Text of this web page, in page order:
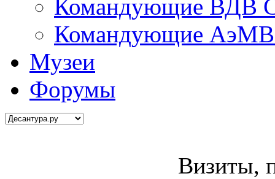
Командующие ВДВ
Командующие АэМВ
Музеи
Форумы
Визиты,